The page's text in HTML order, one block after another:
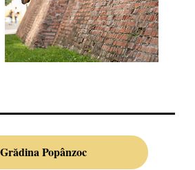
Grădina Popânzoc